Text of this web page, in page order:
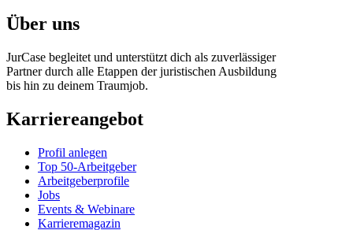
Über uns
JurCase begleitet und unterstützt dich als zuverlässiger
Partner durch alle Etappen der juristischen Ausbildung
bis hin zu deinem Traumjob.
Karriereangebot
Profil anlegen
Top 50-Arbeitgeber
Arbeitgeberprofile
Jobs
Events & Webinare
Karrieremagazin